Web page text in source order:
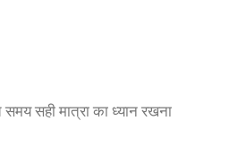
सही मात्रा का ध्यान रखना